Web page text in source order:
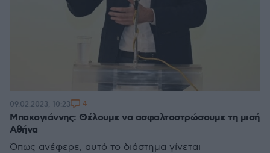
Μπακογιάννης: Θέλουμε να ασφαλτοστρώσουμε τη μισή
Αθήνα
Όπως ανέφερε, αυτό το διάστημα γίνεται
09.02.2023, 10:23 4